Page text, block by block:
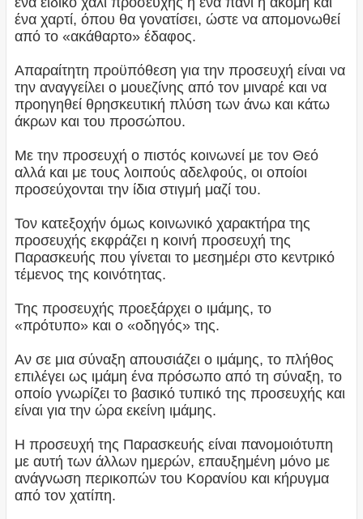
ένα χαρτί, όπου θα γονατίσει, ώστε να απομονωθεί
από το «ακάθαρτο» έδαφος.
Απαραίτητη προϋπόθεση για την προσευχή είναι να
την αναγγείλει ο μουεζίνης από τον μιναρέ και να
προηγηθεί θρησκευτική πλύση των άνω και κάτω
άκρων και του προσώπου.
Με την προσευχή ο πιστός κοινωνεί με τον Θεό
αλλά και με τους λοιπούς αδελφούς, οι οποίοι
προσεύχονται την ίδια στιγμή μαζί του.
Τον κατεξοχήν όμως κοινωνικό χαρακτήρα της
προσευχής εκφράζει η κοινή προσευχή της
Παρασκευής που γίνεται το μεσημέρι στο κεντρικό
τέμενος της κοινότητας.
Της προσευχής προεξάρχει ο ιμάμης, το
«πρότυπο» και ο «οδηγός» της.
Αν σε μια σύναξη απουσιάζει ο ιμάμης, το πλήθος
επιλέγει ως ιμάμη ένα πρόσωπο από τη σύναξη, το
οποίο γνωρίζει το βασικό τυπικό της προσευχής και
είναι για την ώρα εκείνη ιμάμης.
Η προσευχή της Παρασκευής είναι πανομοιότυπη
με αυτή των άλλων ημερών, επαυξημένη μόνο με
ανάγνωση περικοπών του Κορανίου και κήρυγμα
από τον χατίπη.